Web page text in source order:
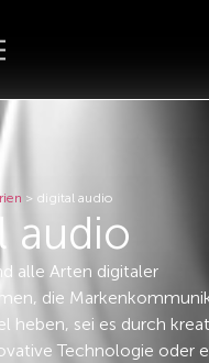
> digital audio
audio
alle Arten digitaler
die
heben, sei es durch
Technologie oder